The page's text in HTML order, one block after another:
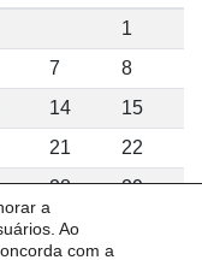
a
Ao
com a
1
7
8
14
15
21
22
28
29